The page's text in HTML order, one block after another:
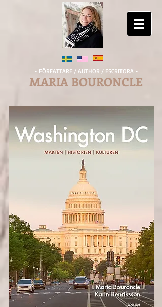
- FÖRFATTARE / AUTHOR / ESCRITORA -
MARIA BOURONCLE